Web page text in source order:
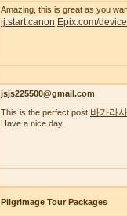
Amazing, this is great as you
ij.start.canon Epix.com/
jsjs225500@gmail.com
This is the perfect post. 바카라
Have a nice day.
Pilgrimage Tour Packages